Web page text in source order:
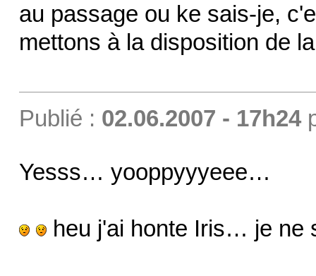
au passage ou ke sais-je,
mettons à la disposition de
Publié : 02.06.2007 - 17h24
Yesss… yooppyyyeee…
heu j'ai honte Iris… je ne